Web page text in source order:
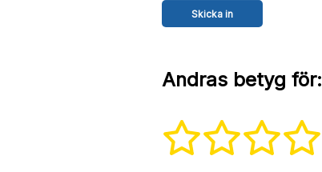
Andras betyg för: